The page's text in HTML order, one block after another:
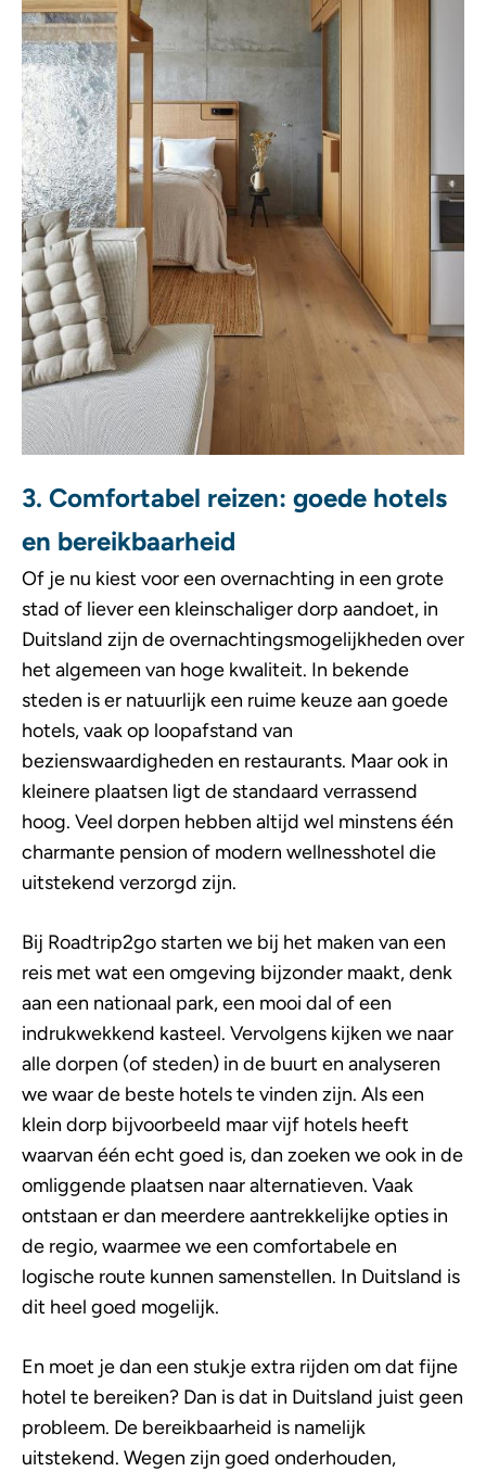
3. Comfortabel reizen: goede hotels
en bereikbaarheid
Of je nu kiest voor een overnachting in een grote
stad of liever een kleinschaliger dorp aandoet, in
Duitsland zijn de overnachtingsmogelijkheden over
het algemeen van hoge kwaliteit. In bekende
steden is er natuurlijk een ruime keuze aan goede
hotels, vaak op loopafstand van
bezienswaardigheden en restaurants. Maar ook in
kleinere plaatsen ligt de standaard verrassend
hoog. Veel dorpen hebben altijd wel minstens één
charmante pension of modern wellnesshotel die
uitstekend verzorgd zijn.
Bij Roadtrip2go starten we bij het maken van een
reis met wat een omgeving bijzonder maakt, denk
aan een nationaal park, een mooi dal of een
indrukwekkend kasteel. Vervolgens kijken we naar
alle dorpen (of steden) in de buurt en analyseren
we waar de beste hotels te vinden zijn. Als een
klein dorp bijvoorbeeld maar vijf hotels heeft
waarvan één echt goed is, dan zoeken we ook in de
omliggende plaatsen naar alternatieven. Vaak
ontstaan er dan meerdere aantrekkelijke opties in
de regio, waarmee we een comfortabele en
logische route kunnen samenstellen. In Duitsland is
dit heel goed mogelijk.
En moet je dan een stukje extra rijden om dat fijne
hotel te bereiken? Dan is dat in Duitsland juist geen
probleem. De bereikbaarheid is namelijk
uitstekend. Wegen zijn goed onderhouden,